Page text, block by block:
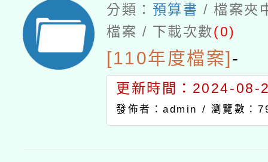
分類： 預算書 / 檔案夾
檔案 / 下載次數(0)
[110年度檔案]-
更新時間：2024-08-
發佈者：admin / 瀏覽數：